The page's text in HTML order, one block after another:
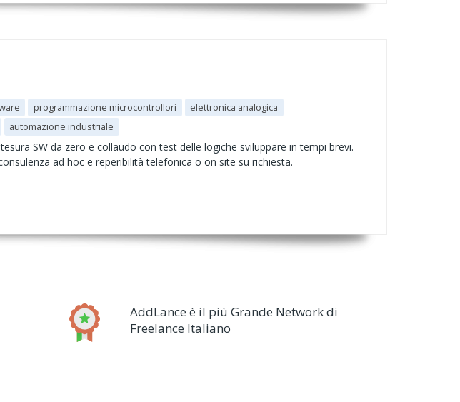
programmazione microcontrollori
elettronica analogica
automazione industriale
SW da zero e collaudo con test delle logiche sviluppare in tempi brevi.
ad hoc e reperibilità telefonica o on site su richiesta.
AddLance è il più Grande Network di
Freelance Italiano